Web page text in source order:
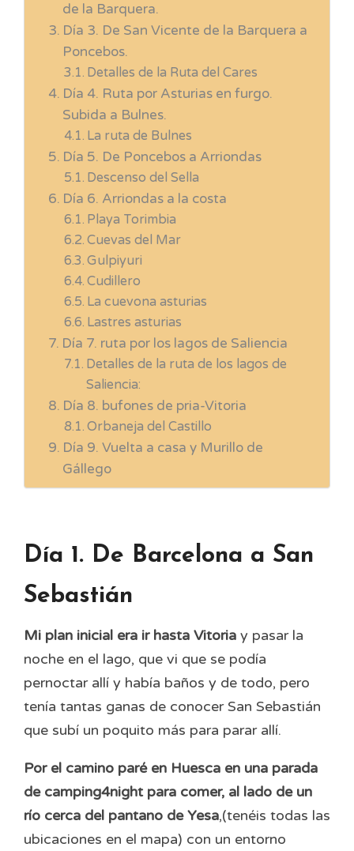
de la Barquera.
Día 3. De San Vicente de la Barquera a
Poncebos.
Detalles de la Ruta del Cares
Día 4. Ruta por Asturias en furgo.
Subida a Bulnes.
La ruta de Bulnes
Día 5. De Poncebos a Arriondas
Descenso del Sella
Día 6. Arriondas a la costa
Playa Torimbia
Cuevas del Mar
Gulpiyuri
Cudillero
La cuevona asturias
Lastres asturias
Día 7. ruta por los lagos de Saliencia
Detalles de la ruta de los lagos de
Saliencia:
Día 8. bufones de pria-Vitoria
Orbaneja del Castillo
Día 9. Vuelta a casa y Murillo de
Gállego
Día 1. De Barcelona a San
Sebastián
Mi plan inicial era ir hasta Vitoria y pasar la
noche en el lago, que vi que se podía
pernoctar allí y había baños y de todo, pero
tenía tantas ganas de conocer San Sebastián
que subí un poquito más para parar allí.
Por el camino paré en Huesca en una parada
de camping4night para comer, al lado de un
río cerca del pantano de Yesa,(tenéis todas las
ubicaciones en el mapa) con un entorno